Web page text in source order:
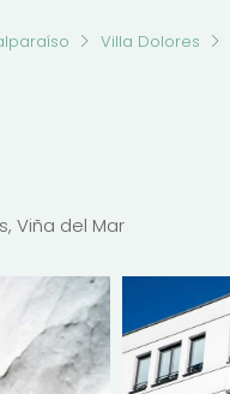
Villa Dolores
Viña del Mar